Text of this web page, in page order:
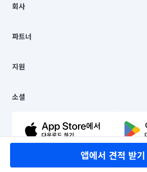
앱에서 견적 받기
00019 |
주소 | 본사: 서울특별시 종로구 율곡로 6(중학동
컨택센터 : 서울특별시 종로구 수송동 율곡로 24,
상품, 상품정보, 거래에 관한 의무와 책임은 거래
언론 보도 관련 문의:
© 유한회사 미소. Miso, Inc. All Rights
회사
채용
파트너
이사
지원
이용약관
문의하기
소셜
유튜브